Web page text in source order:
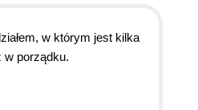
w którym jest kilka
w porządku.